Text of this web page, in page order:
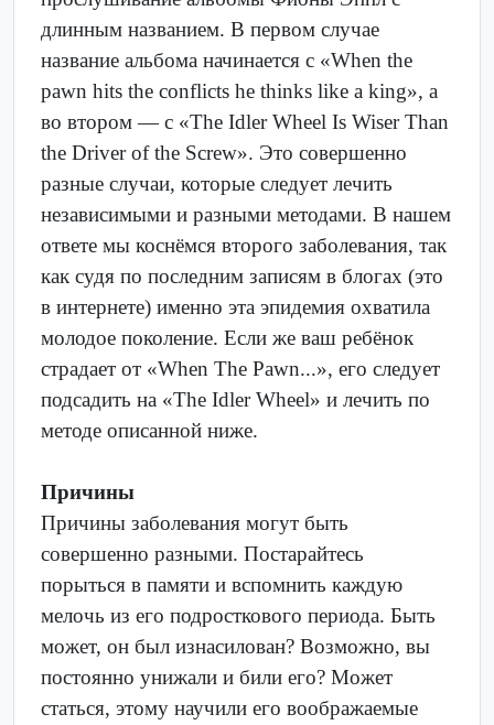
длинным названием. В первом случае
название альбома начинается с «When the
pawn hits the conflicts he thinks like a king», а
во втором — с «The Idler Wheel Is Wiser Than
the Driver of the Screw». Это совершенно
разные случаи, которые следует лечить
независимыми и разными методами. В нашем
ответе мы коснёмся второго заболевания, так
как судя по последним записям в блогах (это
в интернете) именно эта эпидемия охватила
молодое поколение. Если же ваш ребёнок
страдает от «When The Pawn...», его следует
подсадить на «The Idler Wheel» и лечить по
методе описанной ниже.
Причины
Причины заболевания могут быть
совершенно разными. Постарайтесь
порыться в памяти и вспомнить каждую
мелочь из его подросткового периода. Быть
может, он был изнасилован? Возможно, вы
постоянно унижали и били его? Может
статься, этому научили его воображаемые